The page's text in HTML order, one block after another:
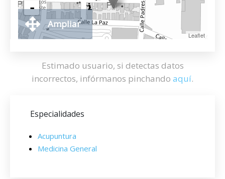
-
Leaflet
Ampliar
Estimado usuario, si detectas datos
incorrectos, infórmanos pinchando aquí.
Especialidades
Acupuntura
Medicina General